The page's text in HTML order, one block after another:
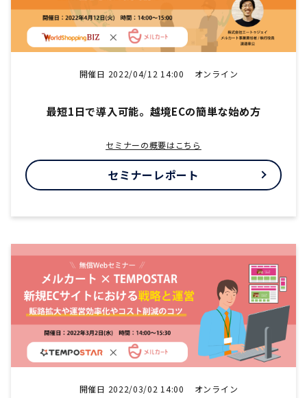
開催日 2022/04/12 14:00 オンライン
最短1日で導入可能。越境ECの簡単な始め方
セミナーの概要はこちら
セミナーレポート
開催日 2022/03/02 14:00 オンライン